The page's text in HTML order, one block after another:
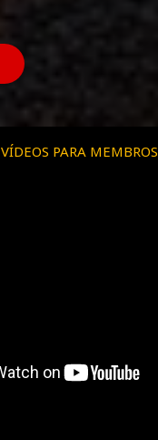
VÍDEOS PARA MEMBROS